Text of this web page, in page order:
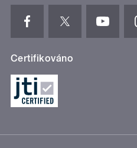
Certifikováno